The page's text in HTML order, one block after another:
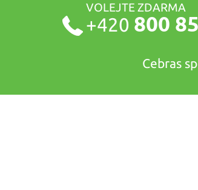
VOLEJTE ZDARMA
+420 800
Cebras